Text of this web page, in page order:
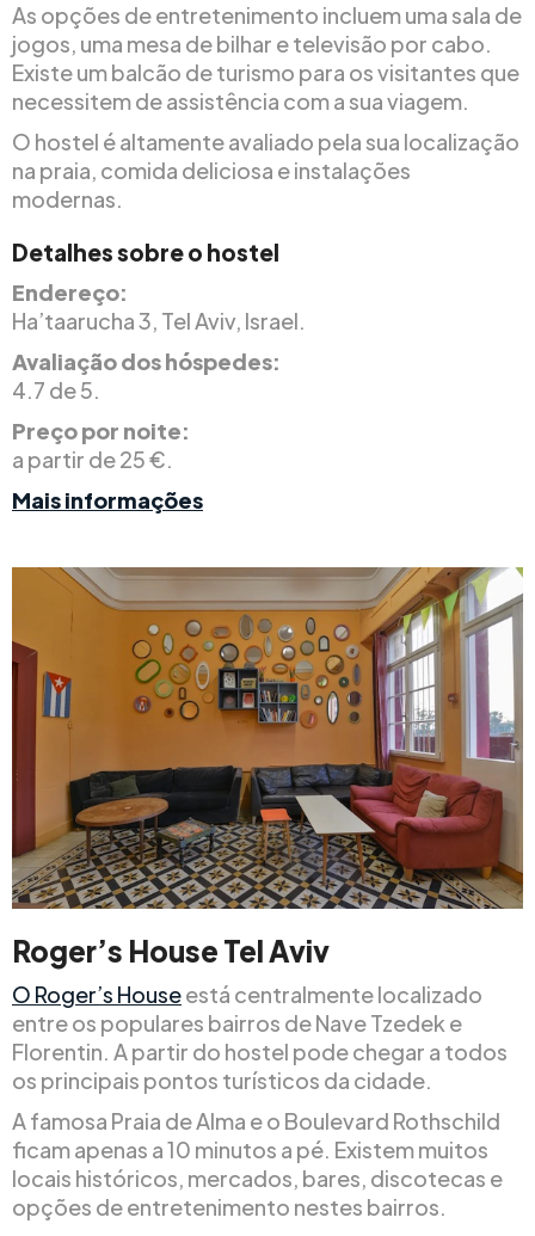
As opções de entretenimento incluem uma sala de
jogos, uma mesa de bilhar e televisão por cabo.
Existe um balcão de turismo para os visitantes que
necessitem de assistência com a sua viagem.
O hostel é altamente avaliado pela sua localização
na praia, comida deliciosa e instalações
modernas.
Detalhes sobre o hostel
Endereço:
Ha’taarucha 3, Tel Aviv, Israel.
Avaliação dos hóspedes:
4.7 de 5.
Preço por noite:
a partir de 25 €.
Mais informações
Roger’s House Tel Aviv
O Roger’s Houseestá centralmente localizado
entre os populares bairros de Nave Tzedek e
Florentin. A partir do hostel pode chegar a todos
os principais pontos turísticos da cidade.
A famosa Praia de Alma e o Boulevard Rothschild
ficam apenas a 10 minutos a pé. Existem muitos
locais históricos, mercados, bares, discotecas e
opções de entretenimento nestes bairros.